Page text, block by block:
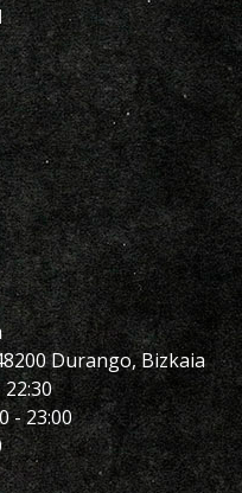
Durango, Bizkaia
- 23:00